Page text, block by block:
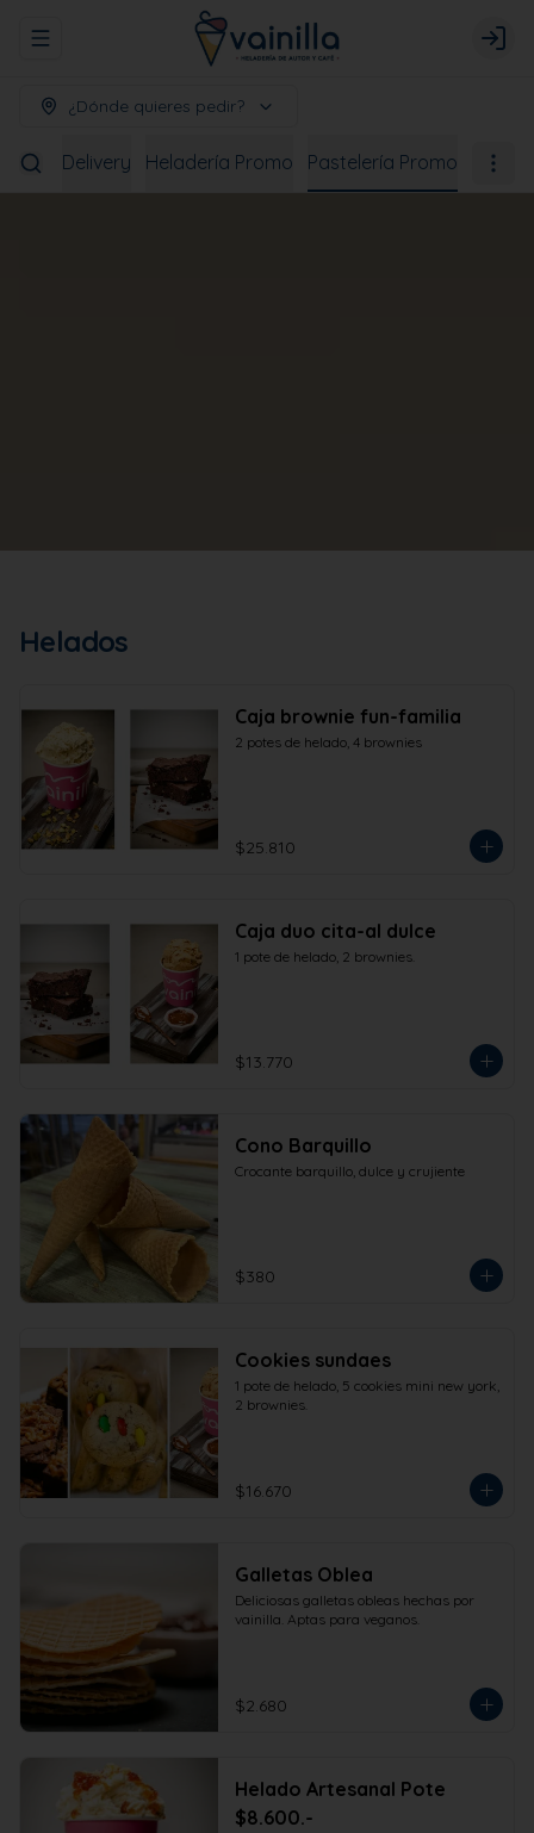
Abrir menu de navegación Login
¿Dónde quieres pedir?
Delivery Heladería Promo Pastelería Promo
Helados
Caja brownie fun-familia
2 potes de helado, 4 brownies
$25.810
Caja duo cita-al dulce
1 pote de helado, 2 brownies.
$13.770
Cono Barquillo
Crocante barquillo, dulce y crujiente
$380
Cookies sundaes
1 pote de helado, 5 cookies mini new york,
2 brownies.
$16.670
Galletas Oblea
Deliciosas galletas obleas hechas por
vainilla. Aptas para veganos.
$2.680
Helado Artesanal Pote
$8.600.-